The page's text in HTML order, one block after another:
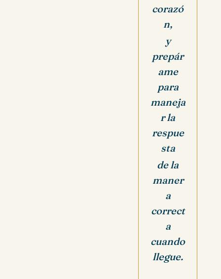
corazó
n,
y
prepár
ame
para
maneja
r la
respue
sta
de la
maner
a
correct
a
cuando
llegue.